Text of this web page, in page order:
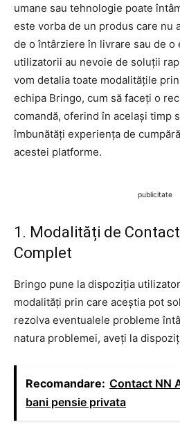
umane sau tehnologie poate
este vorba de un produs care nu
de o întârziere în livrare sau de o
utilizatorii au nevoie de soluții
vom detalia toate modalitățile
echipa Bringo, cum să faceți o
comandă, oferind în același timp
îmbunătăți experiența de
acestei platforme.
publicitate
1. Modalități de
Complet
Bringo pune la dispoziția
modalități prin care aceștia pot
rezolva eventualele probleme
natura problemei, aveți la
Recomandare: Contact NN
bani pensie privata